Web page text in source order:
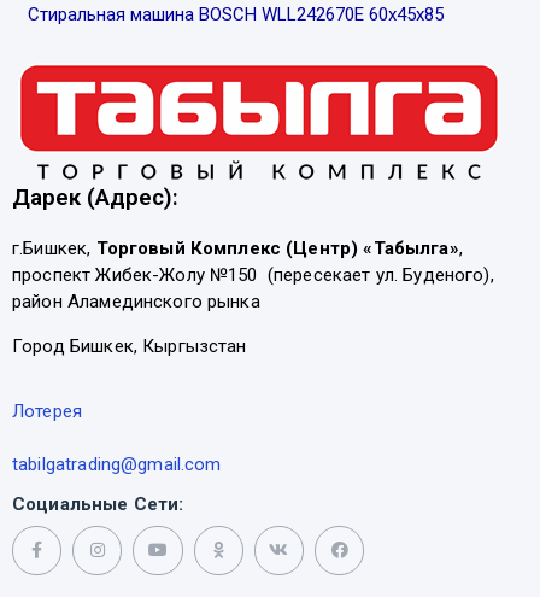
Стиральная машина BOSCH WLL242670E 60х45х85
Дарек (Адрес):
г.Бишкек, Торговый Комплекс (Центр) «Табылга»,
проспект Жибек-Жолу №150 (пересекает ул. Буденого),
район Аламединского рынка
Город Бишкек, Кыргызстан
Лотерея
tabilgatrading@gmail.com
Социальные Сети: